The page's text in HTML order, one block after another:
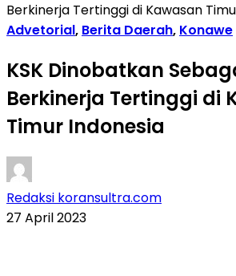
Berkinerja Tertinggi di Kawasan
Advetorial, Berita Daerah, Konawe
KSK Dinobatkan
Berkinerja Tertinggi di
Timur Indonesia
Redaksi koransultra.com
27 April 2023